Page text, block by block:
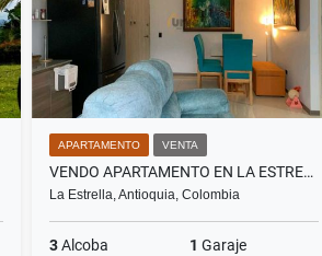
APARTAMENTO VENTA
VENDO APARTAMENTO EN LA ESTRELLA
La Estrella, Antioquia, Colombia
3Alcoba 1 Garaje